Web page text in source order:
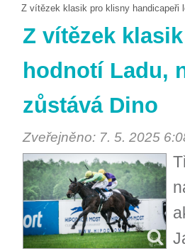
Z vítězek klasik pro klisny handicapeři
Z vítězek
hodnotí Ladu,
zůstává Dino
Zveřejněno: 7. 5. 2025